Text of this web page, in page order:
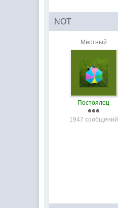
NOT
Местный
Постоялец
1947 сообщений